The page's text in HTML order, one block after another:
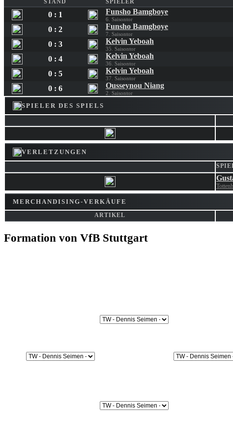
STAND SPIELER
0 : 1 Funsho Bamgboye
6. Saisontor
0 : 2 Funsho Bamgboye
7. Saisontor
0 : 3 Kelvin Yeboah
35. Saisontor
0 : 4 Kelvin Yeboah
36. Saisontor
0 : 5 Kelvin Yeboah
37. Saisontor
0 : 6 Ousseynou Niang
2. Saisontor
SPIELER DES SPIELS
VERLETZUNGEN
MERCHANDISING-VERKÄUFE
ARTIKEL
Formation von VfB Stuttgart